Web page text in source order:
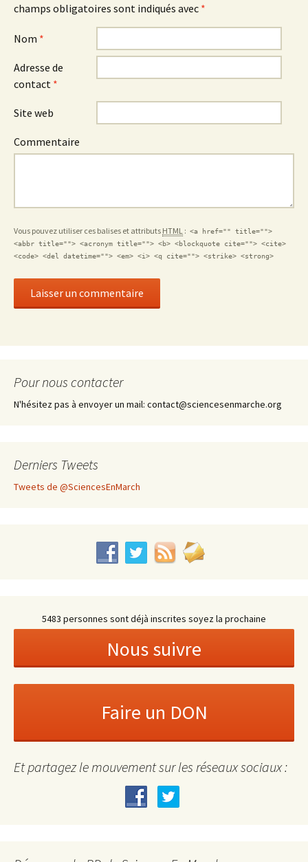
champs obligatoires sont indiqués avec *
Nom *
Adresse de
contact *
Site web
Commentaire
Vous pouvez utiliser ces balises et attributs HTML : <a href="" title="">
<abbr title=""> <acronym title=""> <b> <blockquote cite=""> <cite>
<code> <del datetime=""> <em> <i> <q cite=""> <strike> <strong>
Pour nous contacter
N'hésitez pas à envoyer un mail: contact@sciencesenmarche.org
Derniers Tweets
Tweets de @SciencesEnMarch
5483 personnes sont déjà inscrites soyez la prochaine
Et partagez le mouvement sur les réseaux sociaux :